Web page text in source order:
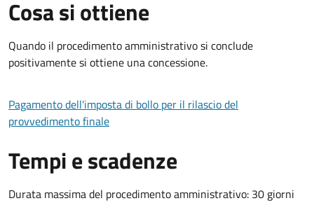
Cosa si ottiene
Quando il procedimento amministrativo si conclude
positivamente si ottiene una concessione.
Pagamento dell'imposta di bollo per il rilascio del
provvedimento finale
Tempi e scadenze
Durata massima del procedimento amministrativo: 30 giorni